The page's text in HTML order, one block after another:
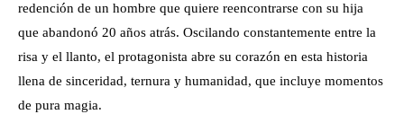
redención de un hombre que quiere reencontrarse con su hija
que abandonó 20 años atrás. Oscilando constantemente entre la
risa y el llanto, el protagonista abre su corazón en esta historia
llena de sinceridad, ternura y humanidad, que incluye momentos
de pura magia.